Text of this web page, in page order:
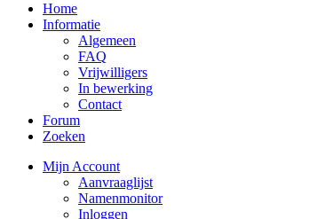
Home
Informatie
Algemeen
FAQ
Vrijwilligers
In bewerking
Contact
Forum
Zoeken
Mijn Account
Aanvraaglijst
Namenmonitor
Inloggen